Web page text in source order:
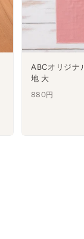
ABCオリジナ
地 大
880円